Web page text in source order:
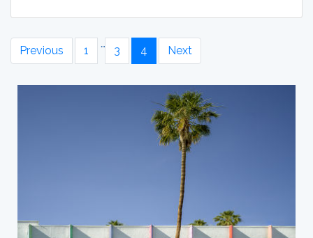
Previous 1
…
3 4 Next